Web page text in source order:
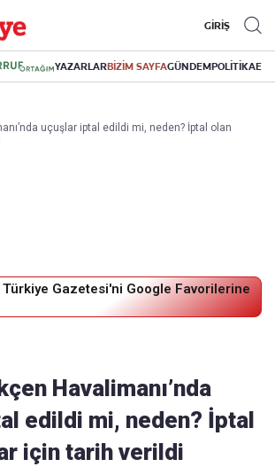
GİRİŞ
YAZARLARBİZİM SAYFAGÜNDEMPOLİTİKA
uçuşlar iptal edildi mi, neden? İptal olan
Türkiye Gazetesi'ni Google Favorilerine
Havalimanı’nda
edildi mi, neden? İptal
için tarih verildi